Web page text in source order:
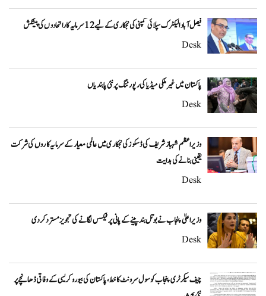
فیصل آباد الیکٹرک سپلائی کمپنی کی نجکاری کے لیے 12 سرمایہ کار اتحادوں کی پیشکش
Desk
پاکستان میں غیر ملکی میڈیا کی رپورٹنگ پر نئی پابندیاں
Desk
وزیراعظم شہباز شریف کی ڈسکوز کی نجکاری میں عالمی معیار کے سرمایہ کاروں کی شرکت
یقینی بنانے کی ہدایت
Desk
وزیراعلیٰ پنجاب نے بوتل بند پینے کے پانی پر ٹیکس لگانے کی تجویز مسترد کر دی
Desk
چیف سیکرٹری پنجاب کو سول سرونٹ کا خط، پاکستان کی بیوروکریسی کے وفاقی ڈھانچے پر